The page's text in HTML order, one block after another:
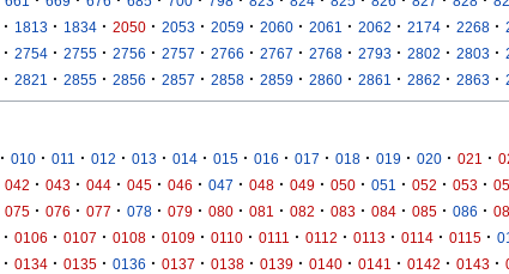
· 1813 · 1834 · 2050 · 2053 · 2059 · 2060 · 2061 · 2062 · 2174 · 2268 ·
· 2754 · 2755 · 2756 · 2757 · 2766 · 2767 · 2768 · 2793 · 2802 · 2803 ·
· 2821 · 2855 · 2856 · 2857 · 2858 · 2859 · 2860 · 2861 · 2862 · 2863 ·
· 010 · 011 · 012 · 013 · 014 · 015 · 016 · 017 · 018 · 019 · 020 · 021 ·
042 · 043 · 044 · 045 · 046 · 047 · 048 · 049 · 050 · 051 · 052 · 053 ·
075 · 076 · 077 · 078 · 079 · 080 · 081 · 082 · 083 · 084 · 085 · 086 ·
· 0106 · 0107 · 0108 · 0109 · 0110 · 0111 · 0112 · 0113 · 0114 · 0115 ·
· 0134 · 0135 · 0136 · 0137 · 0138 · 0139 · 0140 · 0141 · 0142 · 0143 ·